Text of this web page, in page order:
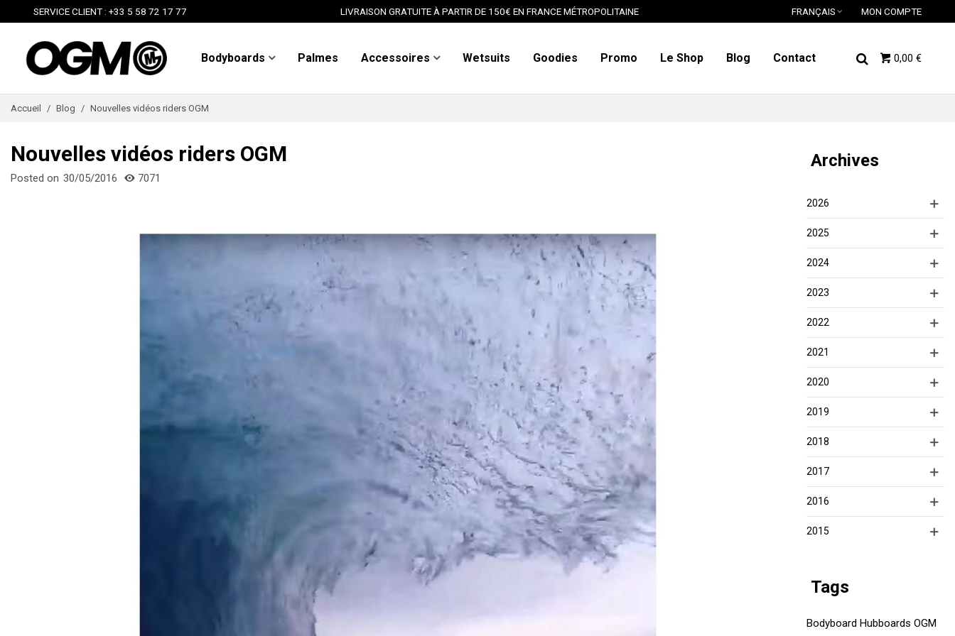
SERVICE CLIENT : +33 5 58 72 17 77 LIVRAISON GRATUITE À PARTIR DE 150€ EN FRANCE MÉTROPOLITAINE FRANÇAIS MON COMPTE
Bodyboards Palmes Accessoires Wetsuits Goodies Promo Le Shop Blog Contact 0,00 €
Accueil / Blog / Nouvelles vidéos riders OGM
Archives
2026
2025
2024
2023
2022
2021
2020
2019
2018
2017
2016
2015
Tags
Bodyboard Hubboards OGM
Nouvelles vidéos riders OGM
Posted on 30/05/2016 7071